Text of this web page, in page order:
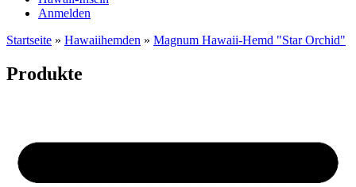
Anmelden
Startseite » Hawaiihemden » Magnum Hawaii-Hemd "Star Orchid"
Produkte